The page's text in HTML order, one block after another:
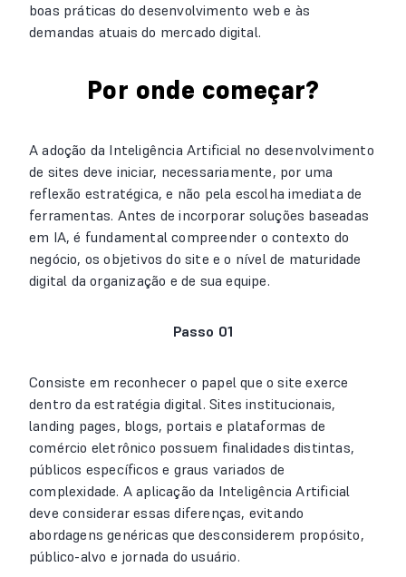
boas práticas do desenvolvimento web e às
demandas atuais do mercado digital.
Por onde começar?
A adoção da Inteligência Artificial no desenvolvimento
de sites deve iniciar, necessariamente, por uma
reflexão estratégica, e não pela escolha imediata de
ferramentas. Antes de incorporar soluções baseadas
em IA, é fundamental compreender o contexto do
negócio, os objetivos do site e o nível de maturidade
digital da organização e de sua equipe.
Passo 01
Consiste em reconhecer o papel que o site exerce
dentro da estratégia digital. Sites institucionais,
landing pages, blogs, portais e plataformas de
comércio eletrônico possuem finalidades distintas,
públicos específicos e graus variados de
complexidade. A aplicação da Inteligência Artificial
deve considerar essas diferenças, evitando
abordagens genéricas que desconsiderem propósito,
público-alvo e jornada do usuário.